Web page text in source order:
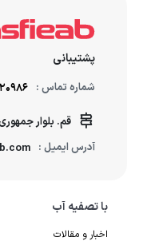
پشتیبانی
شماره تماس :
قم. بلوار
آدرس ایمیل :
با تصفیه آب
اخبار و مقالات